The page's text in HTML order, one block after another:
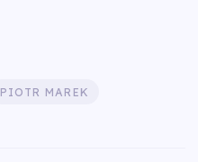
PIOTR MAREK